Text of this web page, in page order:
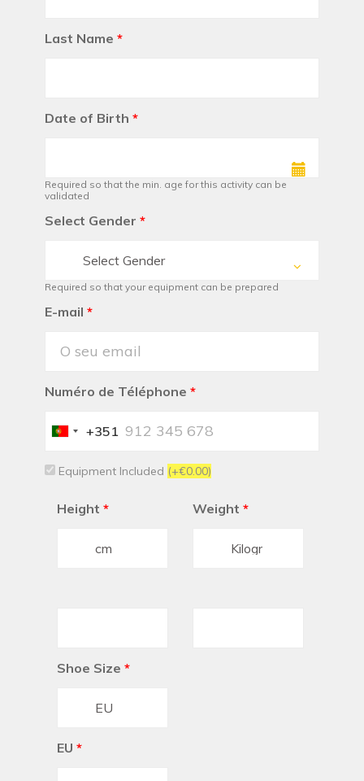
Last Name *
Date of Birth *
Required so that the min. age for this activity can be
validated
Select Gender *
Select Gender
Required so that your equipment can be prepared
E-mail *
Numéro de Téléphone *
Portugal
+351
Equipment Included (+€0.00)
Height * Weight *
Shoe Size *
EU *